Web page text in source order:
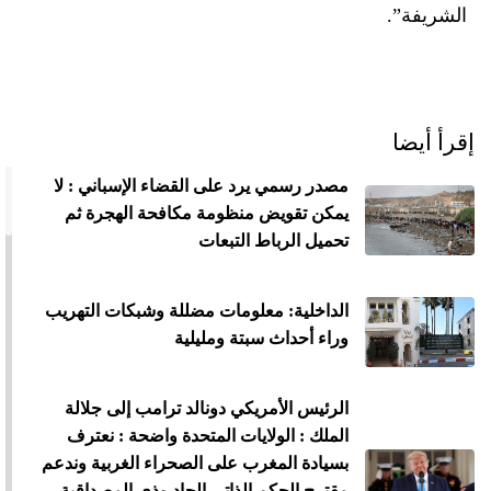
الشريفة”.
إقرأ أيضا
مصدر رسمي يرد على القضاء الإسباني : لا
يمكن تقويض منظومة مكافحة الهجرة ثم
تحميل الرباط التبعات
الداخلية: معلومات مضللة وشبكات التهريب
وراء أحداث سبتة ومليلية
الرئيس الأمريكي دونالد ترامب إلى جلالة
الملك : الولايات المتحدة واضحة : نعترف
بسيادة المغرب على الصحراء الغربية وندعم